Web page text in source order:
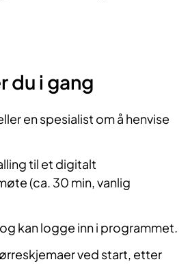
du i gang
en spesialist om å henvise
til et digitalt
(ca. 30 min, vanlig
kan logge inn i programmet.
ved start, etter